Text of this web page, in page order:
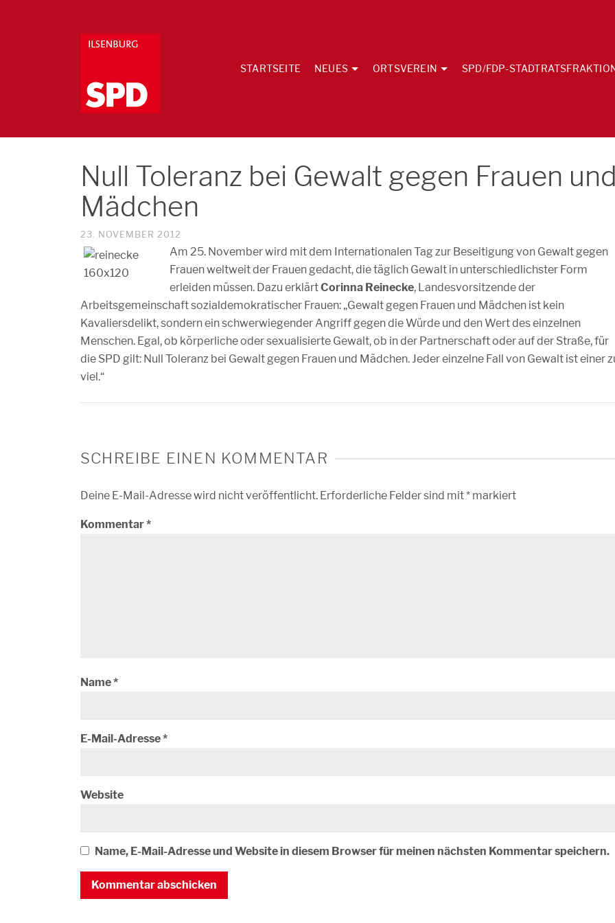
STARTSEITE NEUES ORTSVEREIN SPD/FDP-
Null Toleranz bei Gewalt gegen Frauen
Mädchen
23. NOVEMBER 2012
Am 25. November wird mit dem Internationalen Tag zur Beseitigung von Gewalt gegen
Frauen weltweit der Frauen gedacht, die täglich Gewalt in unterschiedlichster Form
erleiden müssen. Dazu erklärtCorinna Reinecke, Landesvorsitzende der
Arbeitsgemeinschaft sozialdemokratischer Frauen: „Gewalt gegen Frauen und Mädchen ist kein
Kavaliersdelikt, sondern ein schwerwiegender Angriff gegen die Würde und den Wert des einzelnen
Menschen. Egal, ob körperliche oder sexualisierte Gewalt, ob in der Partnerschaft oder auf der Straße, für
die SPD gilt: Null Toleranz bei Gewalt gegen Frauen und Mädchen. Jeder einzelne Fall von Gewalt ist einer
viel.“
SCHREIBE EINEN KOMMENTAR
Deine E-Mail-Adresse wird nicht veröffentlicht. Erforderliche Felder sind mit* markiert
Kommentar*
Name*
E-Mail-Adresse*
Website
Name, E-Mail-Adresse und Website in diesem Browser für meinen nächsten Kommentar speichern.